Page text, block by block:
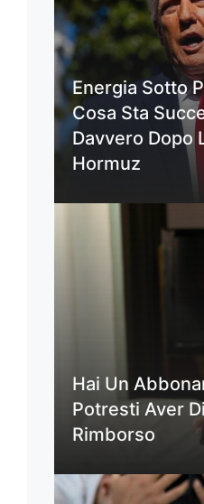
Energia Sotto
Cosa Sta
Davvero Dopo
Hormuz
Hai Un
Potresti Aver
Rimborso